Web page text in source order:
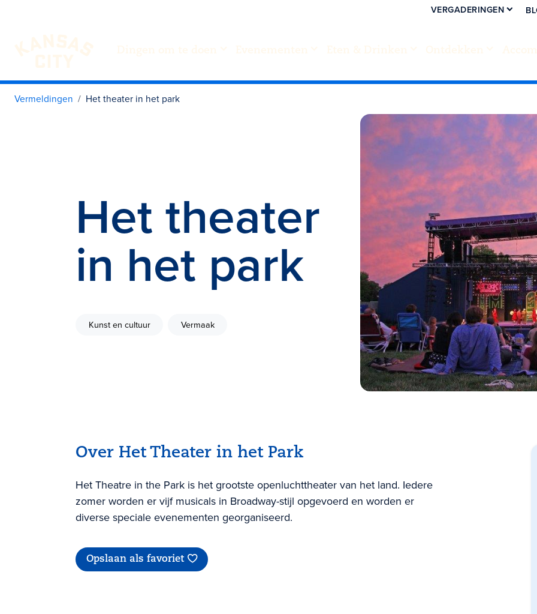
Bezoek KC
VERGADERINGEN
Vermeldingen Het theater in het park
Het theater
in het park
Kunst en cultuur Vermaak
Over Het Theater in het Park
Het Theatre in the Park is het grootste openluchttheater van het land. Iedere
zomer worden er vijf musicals in Broadway-stijl opgevoerd en worden er
diverse speciale evenementen georganiseerd.
Opslaan als favoriet